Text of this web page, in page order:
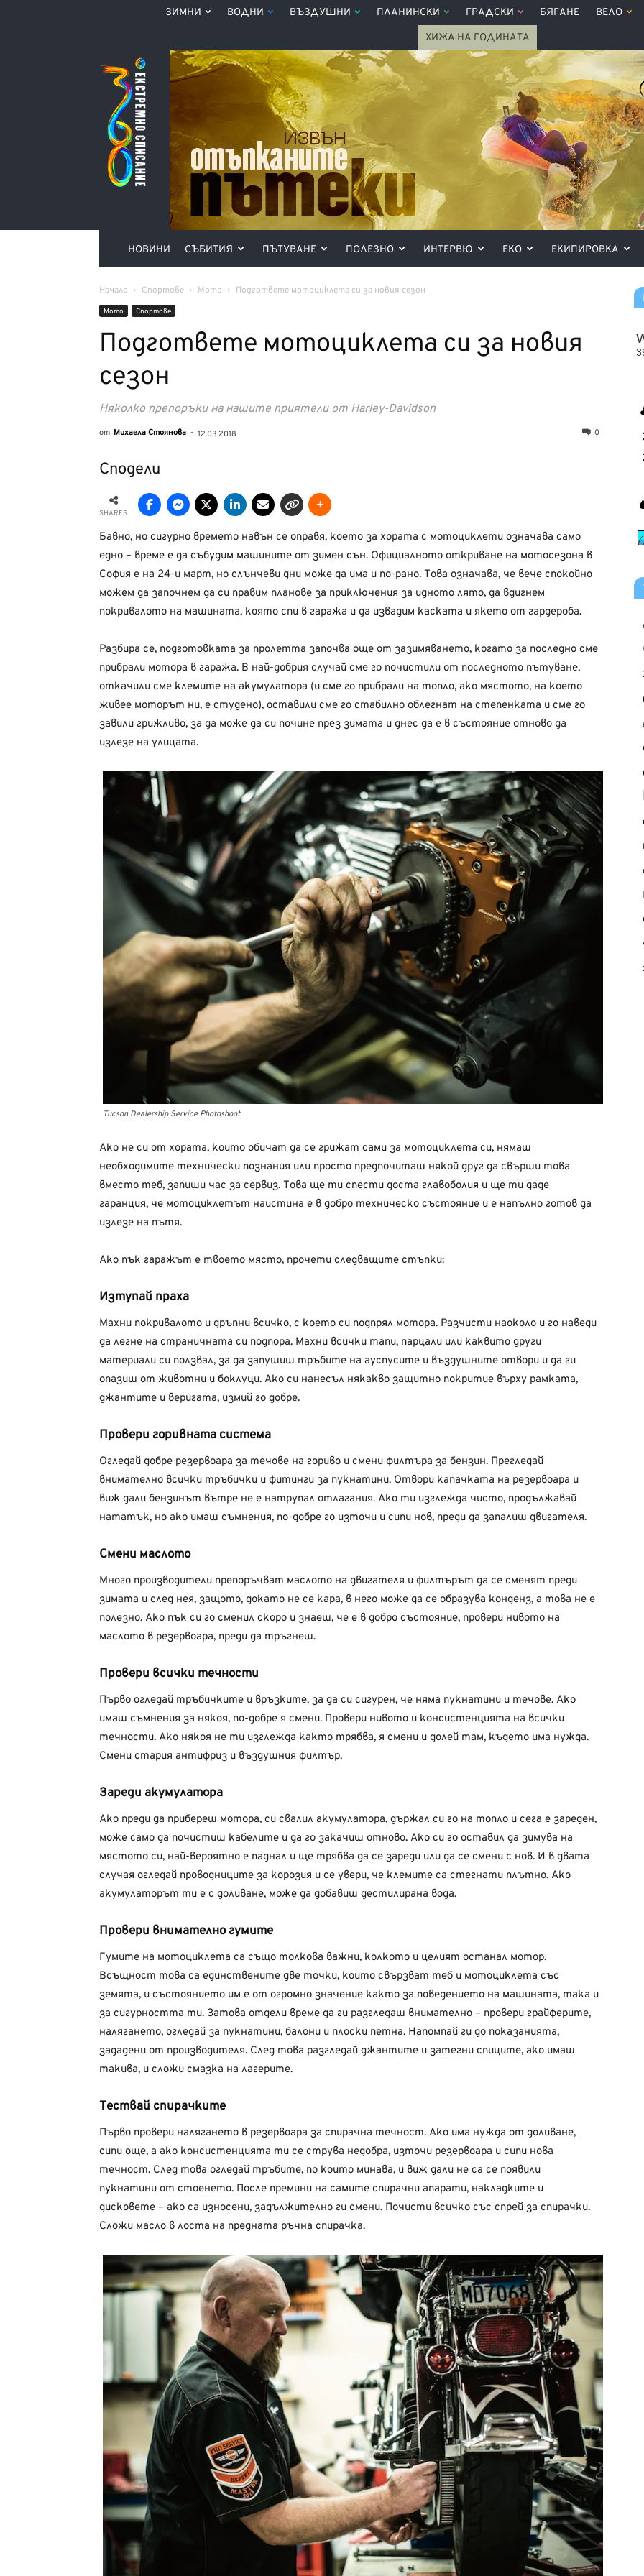
ЗИМНИ ВОДНИ ВЪЗДУШНИ ПЛАНИНСКИ ГРАДСКИ БЯГАНЕ ВЕЛО
ХИЖА НА ГОДИНАТА
Списание
360°
НОВИНИ СЪБИТИЯ ПЪТУВАНЕ ПОЛЕЗНО ИНТЕРВЮ ЕКО ЕКИПИРОВКА
Начало Спортове Мото Подгответе мотоциклета си за новия сезон
Мото Спортове
Подгответе мотоциклета си за новия
сезон
Няколко препоръки на нашите приятели от Harley-Davidson
от Михаела Стоянова - 12.03.2018 0
Сподели
SHARES
Бавно, но сигурно времето навън се оправя, което за хората с мотоциклети означава само
едно – време е да събудим машините от зимен сън. Официалното откриване на мотосезона в
София е на 24-и март, но слънчеви дни може да има и по-рано. Това означава, че вече спокойно
можем да започнем да си правим планове за приключения за идното лято, да вдигнем
покривалото на машината, която спи в гаража и да извадим каската и якето от гардероба.
Разбира се, подготовката за пролетта започва още от зазимяването, когато за последно сме
прибрали мотора в гаража. В най-добрия случай сме го почистили от последното пътуване,
откачили сме клемите на акумулатора (и сме го прибрали на топло, ако мястото, на което
живее моторът ни, е студено), оставили сме го стабилно облегнат на степенката и сме го
завили грижливо, за да може да си почине през зимата и днес да е в състояние отново да
излезе на улицата.
Tucson Dealership Service Photoshoot
Ако не си от хората, които обичат да се грижат сами за мотоциклета си, нямаш
необходимите технически познания или просто предпочиташ някой друг да свърши това
вместо теб, запиши час за сервиз. Това ще ти спести доста главоболия и ще ти даде
гаранция, че мотоциклетът наистина е в добро техническо състояние и е напълно готов да
излезе на пътя.
Ако пък гаражът е твоето място, прочети следващите стъпки:
Изтупай праха
Махни покривалото и дръпни всичко, с което си подпрял мотора. Разчисти наоколо и го наведи
да легне на страничната си подпора. Махни всички тапи, парцали или каквито други
материали си ползвал, за да запушиш тръбите на ауспусите и въздушните отвори и да ги
опазиш от животни и боклуци. Ако си нанесъл някакво защитно покритие върху рамката,
джантите и веригата, измий го добре.
Провери горивната система
Огледай добре резервоара за течове на гориво и смени филтъра за бензин. Прегледай
внимателно всички тръбички и фитинги за пукнатини. Отвори капачката на резервоара и
виж дали бензинът вътре не е натрупал отлагания. Ако ти изглежда чисто, продължавай
нататък, но ако имаш съмнения, по-добре го източи и сипи нов, преди да запалиш двигателя.
Смени маслото
Много производители препоръчват маслото на двигателя и филтърът да се сменят преди
зимата и след нея, защото, докато не се кара, в него може да се образува конденз, а това не е
полезно. Ако пък си го сменил скоро и знаеш, че е в добро състояние, провери нивото на
маслото в резервоара, преди да тръгнеш.
Провери всички течности
Първо огледай тръбичките и връзките, за да си сигурен, че няма пукнатини и течове. Ако
имаш съмнения за някоя, по-добре я смени. Провери нивото и консистенцията на всички
течности. Ако някоя не ти изглежда както трябва, я смени и долей там, където има нужда.
Смени стария антифриз и въздушния филтър.
Зареди акумулатора
Ако преди да прибереш мотора, си свалил акумулатора, държал си го на топло и сега е зареден,
може само да почистиш кабелите и да го закачиш отново. Ако си го оставил да зимува на
мястото си, най-вероятно е паднал и ще трябва да се зареди или да се смени с нов. И в двата
случая огледай проводниците за корозия и се увери, че клемите са стегнати плътно. Ако
акумулаторът ти е с доливане, може да добавиш дестилирана вода.
Провери внимателно гумите
Гумите на мотоциклета са също толкова важни, колкото и целият останал мотор.
Всъщност това са единствените две точки, които свързват теб и мотоциклета със
земята, и състоянието им е от огромно значение както за поведението на машината, така и
за сигурността ти. Затова отдели време да ги разгледаш внимателно – провери грайферите,
налягането, огледай за пукнатини, балони и плоски петна. Напомпай ги до показанията,
зададени от производителя. След това разгледай джантите и затегни спиците, ако имаш
такива, и сложи смазка на лагерите.
Тествай спирачките
Първо провери налягането в резервоара за спирачна течност. Ако има нужда от доливане,
сипи още, а ако консистенцията ти се струва недобра, източи резервоара и сипи нова
течност. След това огледай тръбите, по които минава, и виж дали не са се появили
пукнатини от стоенето. После премини на самите спирачни апарати, накладките и
дисковете – ако са износени, задължително ги смени. Почисти всичко със спрей за спирачки.
Сложи масло в лоста на предната ръчна спирачка.